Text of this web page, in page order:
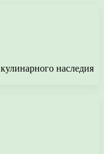
наследия